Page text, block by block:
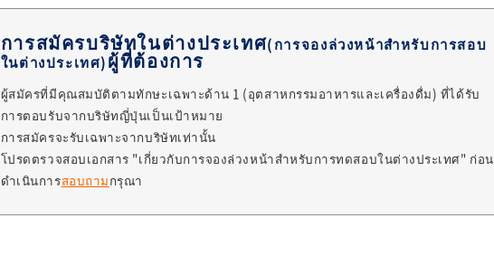
การสมัครบริษัทในต่างประเทศ(การจองล่วงหน้าสำหรับการสอบ
ในต่างประเทศ)ผู้ที่ต้องการ
ผู้สมัครที่มีคุณสมบัติตามทักษะเฉพาะด้าน 1 (อุตสาหกรรมอาหารและเครื่องดื่ม) ที่ได้รับ
การตอบรับจากบริษัทญี่ปุ่นเป็นเป้าหมาย
การสมัครจะรับเฉพาะจากบริษัทเท่านั้น
โปรดตรวจสอบเอกสาร "เกี่ยวกับการจองล่วงหน้าสำหรับการทดสอบในต่างประเทศ" ก่อน
ดำเนินการสอบถามกรุณา